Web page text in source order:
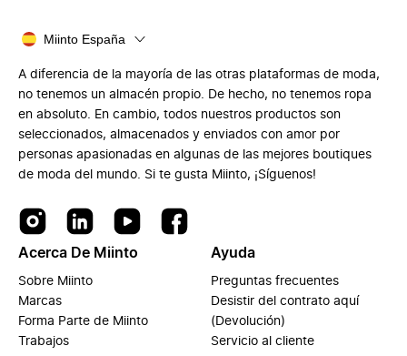
Miinto España
A diferencia de la mayoría de las otras plataformas de moda,
no tenemos un almacén propio. De hecho, no tenemos ropa
en absoluto. En cambio, todos nuestros productos son
seleccionados, almacenados y enviados con amor por
personas apasionadas en algunas de las mejores boutiques
de moda del mundo. Si te gusta Miinto, ¡Síguenos!
Acerca De Miinto
Sobre Miinto
Marcas
Forma Parte de Miinto
Trabajos
Ayuda
Preguntas frecuentes
Desistir del contrato aquí
(Devolución)
Servicio al cliente